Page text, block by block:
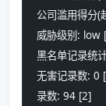
公司滥用得分
威胁级别: low
黑名单记录统
无害记录数: 0
录数: 94 [2]